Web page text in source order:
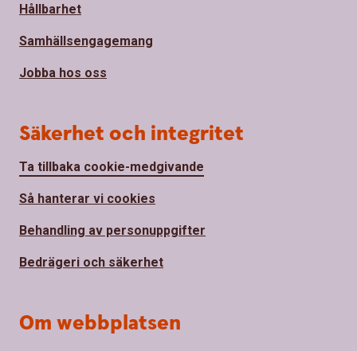
Hållbarhet
Samhällsengagemang
Jobba hos oss
Säkerhet och integritet
Ta tillbaka cookie-medgivande
Så hanterar vi cookies
Behandling av personuppgifter
Bedrägeri och säkerhet
Om webbplatsen